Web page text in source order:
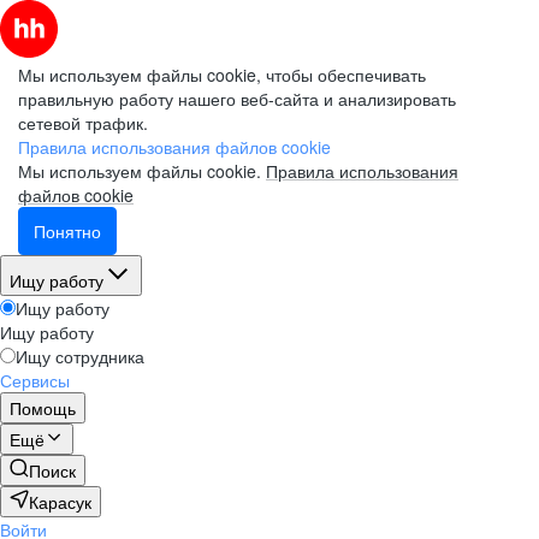
Мы используем файлы cookie, чтобы обеспечивать
правильную работу нашего веб-сайта и анализировать
сетевой трафик.
Правила использования файлов cookie
Мы используем файлы cookie. Правила использования
файлов cookie
Понятно
Ищу работу
Ищу работу
Ищу работу
Ищу сотрудника
Сервисы
Помощь
Ещё
Поиск
Карасук
Войти